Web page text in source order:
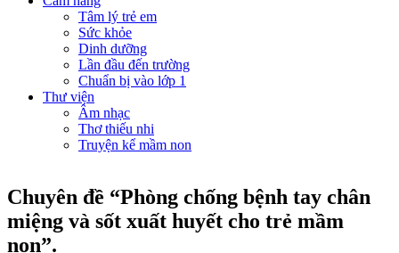
Tâm lý trẻ em
Sức khỏe
Dinh dưỡng
Lần đầu đến trường
Chuẩn bị vào lớp 1
Thư viện
Âm nhạc
Thơ thiếu nhi
Truyện kể mầm non
Chuyên đề “Phòng chống bệnh tay chân
miệng và sốt xuất huyết cho trẻ mầm
non”.